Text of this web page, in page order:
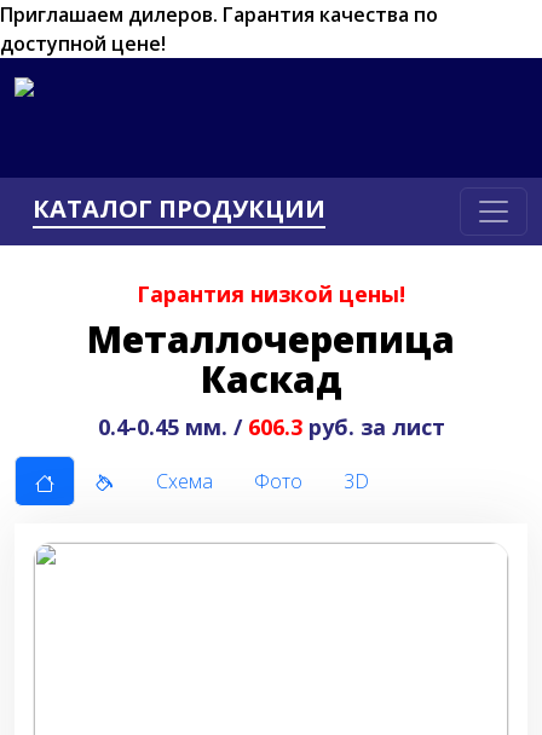
Приглашаем дилеров. Гарантия качества по
доступной цене!
КАТАЛОГ ПРОДУКЦИИ
Гарантия низкой цены!
Металлочерепица
Каскад
0.4-0.45 мм. / 606.3 руб. за лист
Схема Фото 3D